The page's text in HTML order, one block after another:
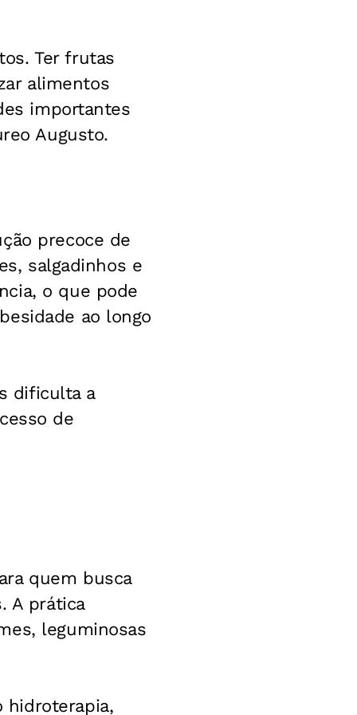
Ter frutas
alimentos
importantes
Augusto.
precoce de
salgadinhos e
o que pode
ao longo
dificulta a
de
quem busca
A prática
leguminosas
hidroterapia,